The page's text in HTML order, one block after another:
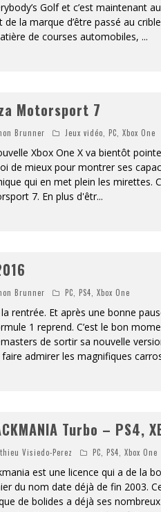
Golf et c’est maintenant
de la marque d’être passé au
de courses automobiles, ...
Motorsport 7
Brunner Jeux vidéo PC Xbox One
Xbox One X va bientôt
de mieux pour montrer ses
qui en met plein les mirettes.
7. En plus d'êtr...
Brunner PC PS4 Xbox One
la rentrée. Et après une bonne
1 reprend. C’est le bon
de sortir sa nouvelle
admirer les magnifiques
Turbo – PS4,
Visiedo-Perez PC PS4 Xbox One
est une licence qui a de la
du nom date déjà de fin 2003.
de bolides a déjà ses
CONCOURS :